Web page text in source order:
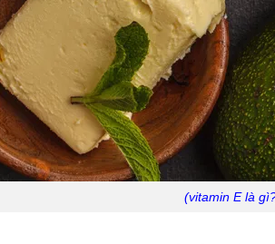
(vitamin E là